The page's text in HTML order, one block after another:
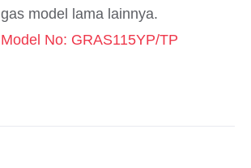
gas model lama lainnya.
Model No: GRAS115YP/TP